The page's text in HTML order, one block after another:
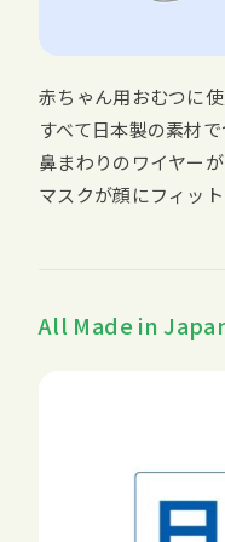
赤ちゃん用おむつに
すべて日本製の素材で
鼻まわりのワイヤーが
マスクが顔にフィッ
All Made in